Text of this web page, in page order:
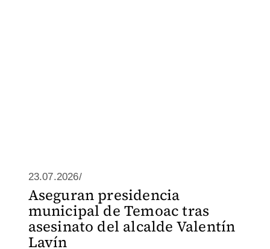
23.07.2026/
Aseguran presidencia
municipal de Temoac tras
asesinato del alcalde Valentín
Lavín